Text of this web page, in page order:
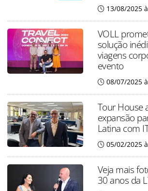
13/08/2025
VOLL
solução
viagens
evento
08/07/2025
Tour House
expansão
Latina com
05/02/2025
Veja mais
30 anos da